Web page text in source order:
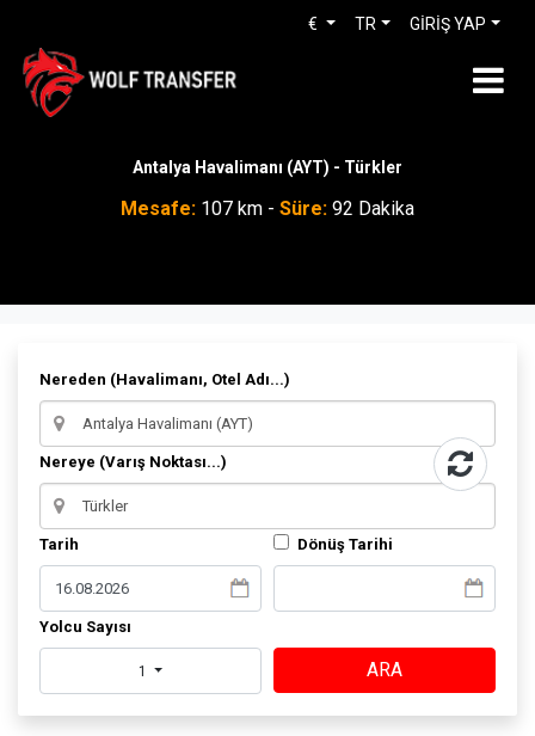
GİRİŞ YAP
TR
€
Antalya Havalimanı (AYT) - Türkler
Mesafe: 107 km - Süre: 92 Dakika
Nereden (Havalimanı, Otel Adı...)
Nereye (Varış Noktası...)
Tarih Dönüş Tarihi
Yolcu Sayısı
1 ARA